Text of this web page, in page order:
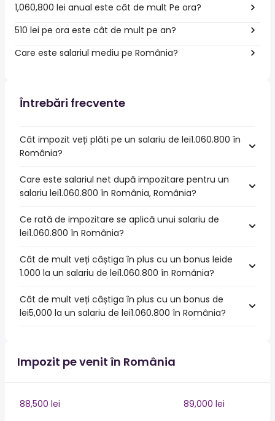
1,060,800 lei anual este cât de mult Pe ora?
510 lei pe ora este cât de mult pe an?
Care este salariul mediu pe România?
Întrebări frecvente
Cât impozit veți plăti pe un salariu de lei1.060.800 în
România?
Care este salariul net după impozitare pentru un
salariu lei1.060.800 în România, România?
Ce rată de impozitare se aplică unui salariu de
lei1.060.800 în România?
Cât de mult veți câștiga în plus cu un bonus leide
1.000 la un salariu de lei1.060.800 în România?
Cât de mult veți câștiga în plus cu un bonus de
lei5,000 la un salariu de lei1.060.800 în România?
Impozit pe venit în România
88,500 lei
89,000 lei